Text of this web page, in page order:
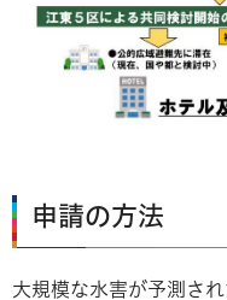
申請の方法
大規模な水害が予測さ